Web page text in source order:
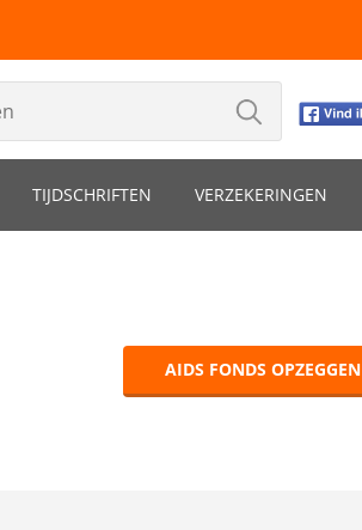
TIJDSCHRIFTEN VERZEKERINGEN
AIDS FONDS OPZEGGEN